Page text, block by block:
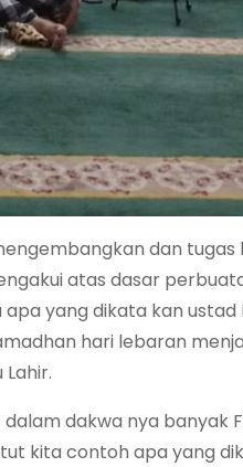
dan
atas dasar
yang dikata kan ustad
hari lebaran
dakwa nya banyak
kita contoh apa yang